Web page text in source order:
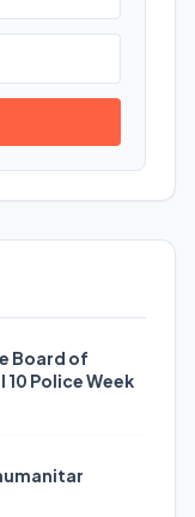
Board of
Police Week